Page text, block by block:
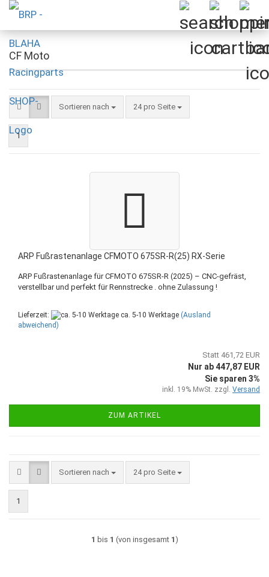
CF Moto
Sortieren nach
Sortieren nach 24 pro Seite
pro Seite
1
ARP Fußrastenanlage CFMOTO 675SR-R(25) RX-Serie
ARP Fußrastenanlage für CFMOTO 675SR-R (2025) – CNC-gefräst,
verstellbar und perfekt für Rennstrecke . ohne Zulassung !
Lieferzeit: ca. 5-10 Werktage (Ausland
abweichend)
Statt 461,72 EUR
Nur ab 447,87 EUR
Sie sparen 3%
inkl. 19% MwSt. zzgl. Versand
ZUM ARTIKEL
Sortieren nach
Sortieren nach 24 pro Seite
pro Seite
1
1 bis 1 (von insgesamt 1)